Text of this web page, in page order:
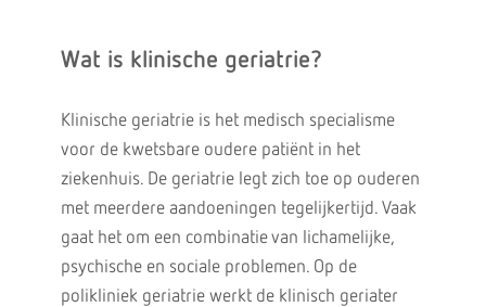
Wat is klinische geriatrie?
Klinische geriatrie is het medisch specialisme
voor de kwetsbare oudere patiënt in het
ziekenhuis. De geriatrie legt zich toe op ouderen
met meerdere aandoeningen tegelijkertijd. Vaak
gaat het om een combinatie van lichamelijke,
psychische en sociale problemen. Op de
polikliniek geriatrie werkt de klinisch geriater